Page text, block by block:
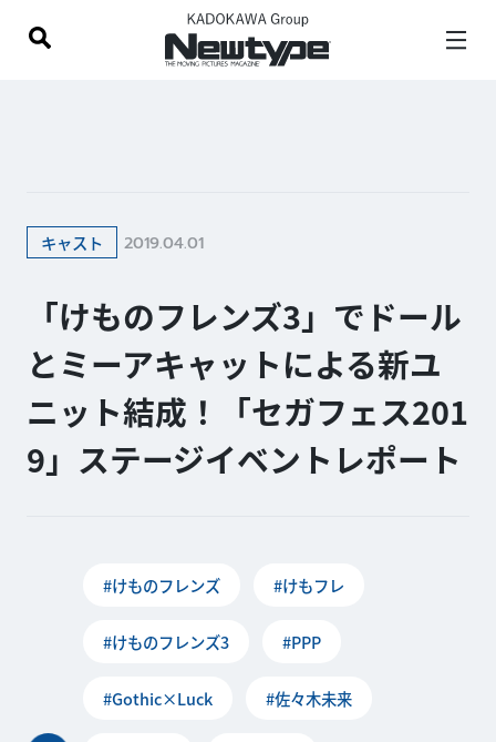
キャスト 2019.04.01
「けものフレンズ3」でドール
とミーアキャットによる新ユ
ニット結成！「セガフェス201
9」ステージイベントレポート
#けものフレンズ #けもフレ
#けものフレンズ3 #PPP
#Gothic×Luck #佐々木未来